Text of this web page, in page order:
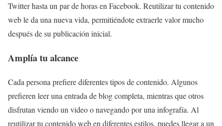
Twitter hasta un par de horas en Facebook. Reutilizar tu contenido
web le da una nueva vida, permitiéndote extraerle valor mucho
después de su publicación inicial.
Amplía tu alcance
Cada persona prefiere diferentes tipos de contenido. Algunos
prefieren leer una entrada de blog completa, mientras que otros
disfrutan viendo un video o navegando por una infografía. Al
reutilizar tu contenido web en diferentes estilos, puedes llegar a un